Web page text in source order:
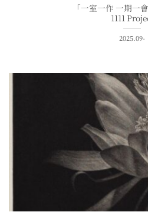
「一室一作 一期一
1111
2025.09-